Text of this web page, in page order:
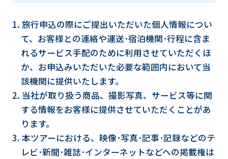
1. 旅行申込の際にご提出いただいた個人情報につい
て、お客様との連絡や運送･宿泊機関･行程に含ま
れるサービス手配のために利用させていただくほ
か、お申込みいただいた必要な範囲内において当
該機関に提供いたします。
2. 当社が取り扱う商品、撮影写真、サービス等に関
する情報をお客様に提供させていただくことがあ
ります。
3. 本ツアーにおける、映像･写真･記事･記録などのテ
レビ･新聞･雑誌･インターネットなどへの掲載権は